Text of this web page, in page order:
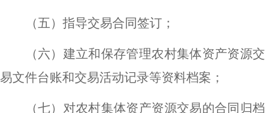
（五）指导交易合同签订；
（六）建立和保存管理农村集体资产资源交
易文件台账和交易活动记录等资料档案；
（七）对农村集体资产资源交易的合同归档